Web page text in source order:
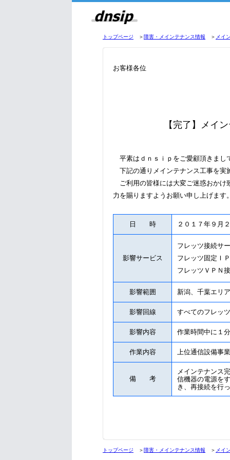
トップページ ＞障害・メインテナンス情報 ＞ メイ
お客様各位
【完了】メイ
平素はｄｎｓｉｐをご愛顧頂きまし
下記の通りメインテナンス工事を実
ご利用の皆様には大変ご迷惑おかけ
力を賜りますようお願い申し上げます
日 時 ２０１７年９
影響サービス
フレッツ接続サ
フレッツ固定Ｉ
フレッツＶＰＮ
影響範囲 新潟、千葉エリア
影響回線 すべてのフレッ
影響内容 作業時間中に１
作業内容 上位通信設備事
備 考
メインテナンス
信機器の電源を
き、再接続を行
トップページ ＞障害・メインテナンス情報 ＞ メイ